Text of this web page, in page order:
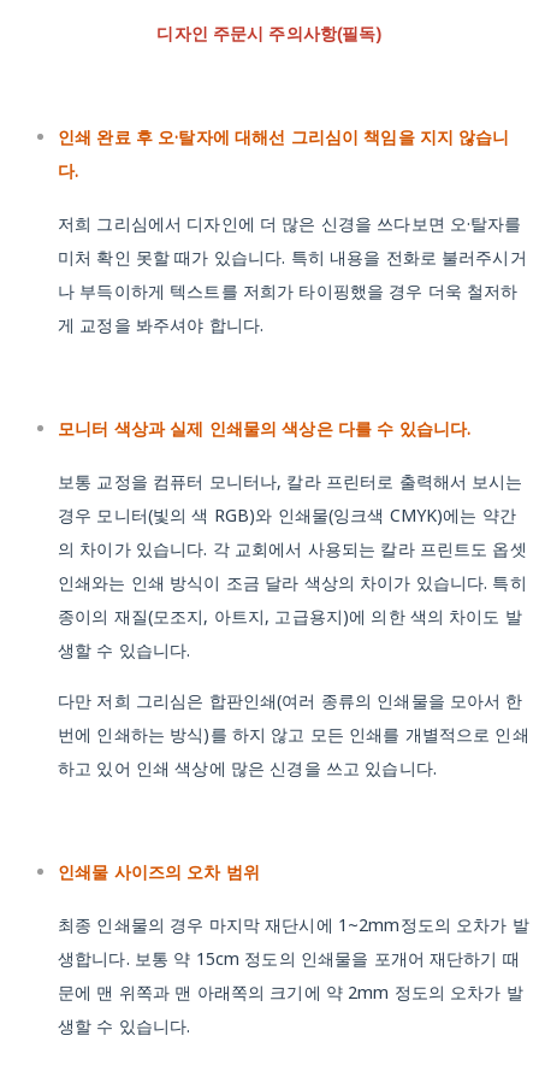
디자인 주문시 주의사항(필독)
인쇄 완료 후 오·탈자에 대해선 그리심이 책임을 지지 않습니
다.
저희 그리심에서 디자인에 더 많은 신경을 쓰다보면 오·탈자를
미처 확인 못할 때가 있습니다. 특히 내용을 전화로 불러주시거
나 부득이하게 텍스트를 저희가 타이핑했을 경우 더욱 철저하
게 교정을 봐주셔야 합니다.
모니터 색상과 실제 인쇄물의 색상은 다를 수 있습니다.
보통 교정을 컴퓨터 모니터나, 칼라 프린터로 출력해서 보시는
경우 모니터(빛의 색 RGB)와 인쇄물(잉크색 CMYK)에는 약간
의 차이가 있습니다. 각 교회에서 사용되는 칼라 프린트도 옵셋
인쇄와는 인쇄 방식이 조금 달라 색상의 차이가 있습니다. 특히
종이의 재질(모조지, 아트지, 고급용지)에 의한 색의 차이도 발
생할 수 있습니다.
다만 저희 그리심은 합판인쇄(여러 종류의 인쇄물을 모아서 한
번에 인쇄하는 방식)를 하지 않고 모든 인쇄를 개별적으로 인쇄
하고 있어 인쇄 색상에 많은 신경을 쓰고 있습니다.
인쇄물 사이즈의 오차 범위
최종 인쇄물의 경우 마지막 재단시에 1~2mm정도의 오차가 발
생합니다. 보통 약 15cm 정도의 인쇄물을 포개어 재단하기 때
문에 맨 위쪽과 맨 아래쪽의 크기에 약 2mm 정도의 오차가 발
생할 수 있습니다.